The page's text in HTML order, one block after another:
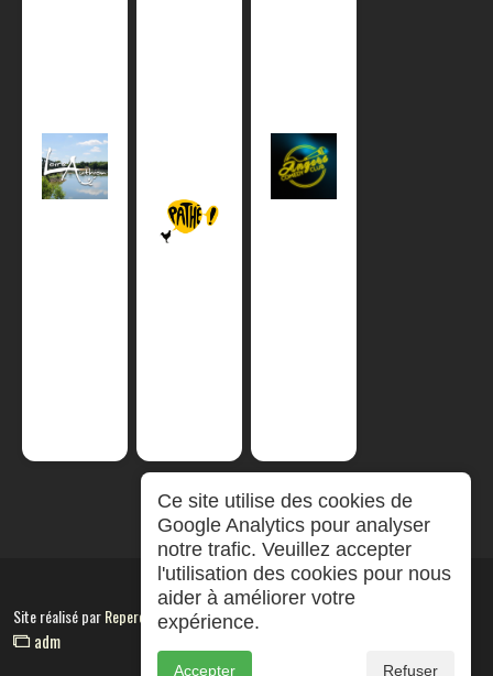
Site réalisé parRepereCom
adm
Ce site utilise des cookies de
Google Analytics pour analyser
notre trafic. Veuillez accepter
l'utilisation des cookies pour nous
aider à améliorer votre
expérience.
Accepter Refuser